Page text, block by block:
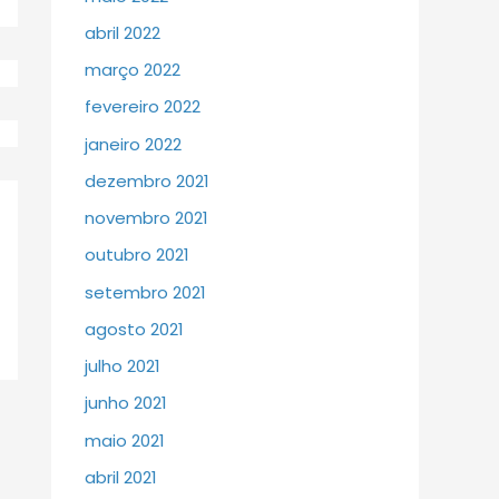
abril 2022
março 2022
fevereiro 2022
janeiro 2022
dezembro 2021
novembro 2021
outubro 2021
setembro 2021
agosto 2021
julho 2021
junho 2021
maio 2021
abril 2021